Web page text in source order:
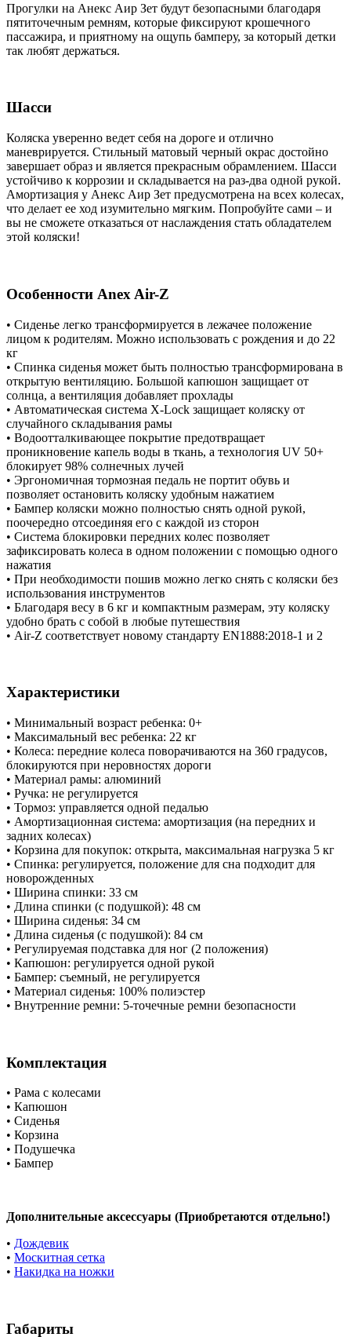
Прогулки на Анекс Аир Зет будут безопасными благодаря
пятиточечным ремням, которые фиксируют крошечного
пассажира, и приятному на ощупь бамперу, за который детки
так любят держаться.
Шасси
Коляска уверенно ведет себя на дороге и отлично
маневрируется. Стильный матовый черный окрас достойно
завершает образ и является прекрасным обрамлением. Шасси
устойчиво к коррозии и складывается на раз-два одной рукой.
Амортизация у Анекс Аир Зет предусмотрена на всех колесах,
что делает ее ход изумительно мягким. Попробуйте сами – и
вы не сможете отказаться от наслаждения стать обладателем
этой коляски!
Особенности Anex Air-Z
• Сиденье легко трансформируется в лежачее положение
лицом к родителям. Можно использовать с рождения и до 22
кг
• Спинка сиденья может быть полностью трансформирована в
открытую вентиляцию. Большой капюшон защищает от
солнца, а вентиляция добавляет прохлады
• Автоматическая система X-Lock защищает коляску от
случайного складывания рамы
• Водоотталкивающее покрытие предотвращает
проникновение капель воды в ткань, а технология UV 50+
блокирует 98% солнечных лучей
• Эргономичная тормозная педаль не портит обувь и
позволяет остановить коляску удобным нажатием
• Бампер коляски можно полностью снять одной рукой,
поочередно отсоединяя его с каждой из сторон
• Система блокировки передних колес позволяет
зафиксировать колеса в одном положении с помощью одного
нажатия
• При необходимости пошив можно легко снять с коляски без
использования инструментов
• Благодаря весу в 6 кг и компактным размерам, эту коляску
удобно брать с собой в любые путешествия
• Air-Z соответствует новому стандарту EN1888:2018-1 и 2
Характеристики
• Минимальный возраст ребенка: 0+
• Максимальный вес ребенка: 22 кг
• Колеса: передние колеса поворачиваются на 360 градусов,
блокируются при неровностях дороги
• Материал рамы: алюминий
• Ручка: не регулируется
• Тормоз: управляется одной педалью
• Амортизационная система: амортизация (на передних и
задних колесах)
• Корзина для покупок: открыта, максимальная нагрузка 5 кг
• Спинка: регулируется, положение для сна подходит для
новорожденных
• Ширина спинки: 33 см
• Длина спинки (с подушкой): 48 см
• Ширина сиденья: 34 см
• Длина сиденья (с подушкой): 84 см
• Регулируемая подставка для ног (2 положения)
• Капюшон: регулируется одной рукой
• Бампер: съемный, не регулируется
• Материал сиденья: 100% полиэстер
• Внутренние ремни: 5-точечные ремни безопасности
Комплектация
• Рама с колесами
• Капюшон
• Сиденья
• Корзина
• Подушечка
• Бампер
Дополнительные аксессуары (Приобретаются отдельно!)
• Дождевик
• Москитная сетка
• Накидка на ножки
Габариты